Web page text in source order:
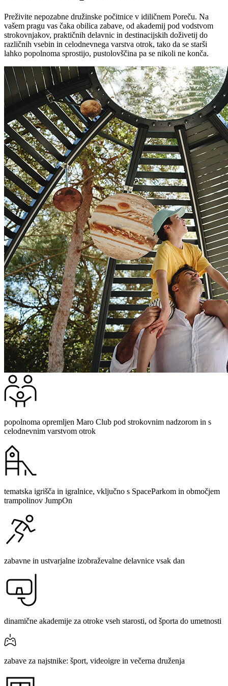
Preživite nepozabne družinske počitnice v idiličnem Poreču. Na
vašem pragu vas čaka obilica zabave, od akademij pod vodstvom
strokovnjakov, praktičnih delavnic in destinacijskih doživetij do
različnih vsebin in celodnevnega varstva otrok, tako da se starši
lahko popolnoma sprostijo, pustolovščina pa se nikoli ne konča.
popolnoma opremljen Maro Club pod strokovnim nadzorom in s
celodnevnim varstvom otrok
tematska igrišča in igralnice, vključno s SpaceParkom in območjem
trampolinov JumpOn
zabavne in ustvarjalne izobraževalne delavnice vsak dan
dinamične akademije za otroke vseh starosti, od športa do umetnosti
zabave za najstnike: šport, videoigre in večerna druženja